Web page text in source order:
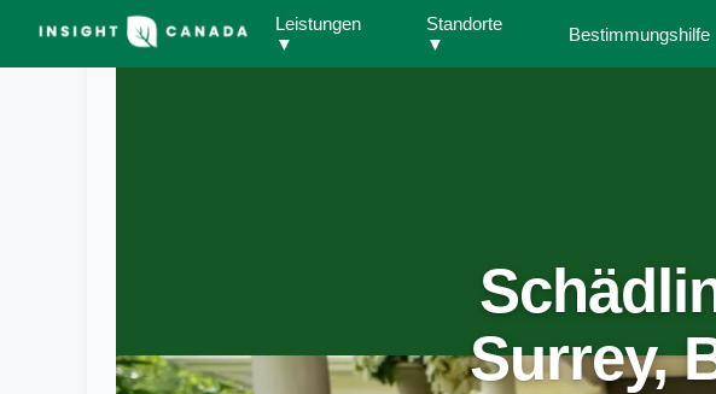
Leistungen
▼
Standorte
▼
Bestimmungshilfe
Surrey,